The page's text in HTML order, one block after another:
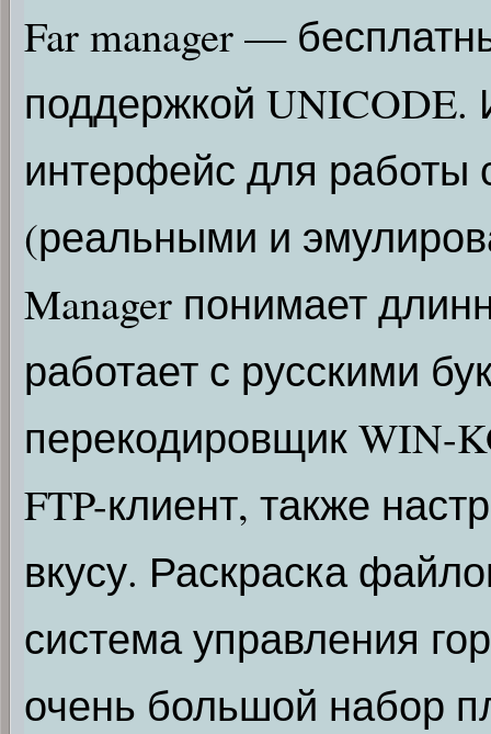
Far manager —
поддержкой
интерфейс для
(реальными и
Manager понимает
работает с русскими
перекодировщик WIN-
FTP-клиент, также
вкусу. Раскраска
система управления
очень большой набор